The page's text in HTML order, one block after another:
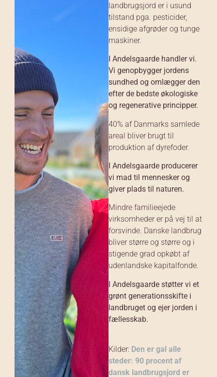
landbrugsjord er i usund
tilstand pga. pesticider,
ensidige afgrøder og tunge
maskiner.
I Andelsgaarde handler vi.
Vi genopbygger jordens
sundhed og omlægger den
efter de bedste økologiske
og regenerative principper.
40% af Danmarks samlede
areal bliver brugt til
produktion af dyrefoder.
I Andelsgaarde producerer
vi mad til mennesker og
giver plads til naturen.
Mindre familieejede
virksomheder er på vej til at
forsvinde. Danske landbrug
bliver større og større og i
stigende grad opkøbt af
udenlandske kapitalfonde.
I Andelsgaarde støtter vi et
grønt generationsskifte i
landbruget og ejer jorden i
fællesskab.
Kilder: Den er gal alle
steder: 90 procent af
dansk landbrugsjord er